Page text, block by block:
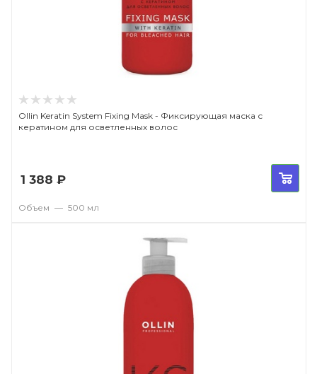
Ollin Keratin System Fixing Mask - Фиксирующая маска с
кератином для осветленных волос
1 388 ₽
Объем — 500 мл